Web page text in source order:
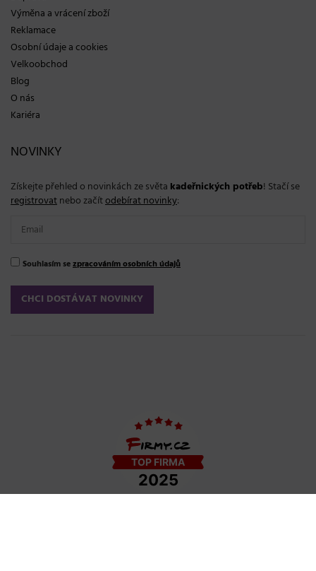
Výměna a vrácení zboží
Reklamace
Osobní údaje a cookies
Velkoobchod
Blog
O nás
Kariéra
NOVINKY
Získejte přehled o novinkách ze světa kadeřnických potřeb! Stačí se
registrovatnebo začítodebírat novinky:
Souhlasím sezpracováním osobních údajů